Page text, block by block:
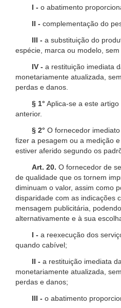
I - o abatimento
II - complementação do
III - a substituição do
espécie, marca ou modelo,
IV - a restituição imediata
monetariamente atualizada,
perdas e danos.
§ 1° Aplica-se a este
anterior.
§ 2° O fornecedor
fizer a pesagem ou a medição
estiver aferido segundo os
Art. 20. O fornecedor de
de qualidade que os tornem
diminuam o valor, assim como
disparidade com as indicações
mensagem publicitária,
alternativamente e à sua
I - a reexecução dos
quando cabível;
II - a restituição imediata
monetariamente atualizada,
perdas e danos;
III - o abatimento